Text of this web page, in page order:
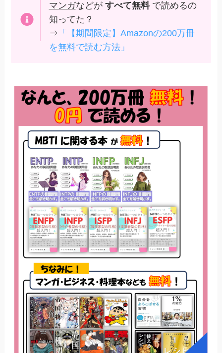
マンガなどが すべて無料で読めるの
知ってた？
⇒ 「【期間限定】Amazonの200万冊
を無料で読む方法」